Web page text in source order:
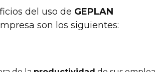
del uso de GEPLAN
son los siguientes: